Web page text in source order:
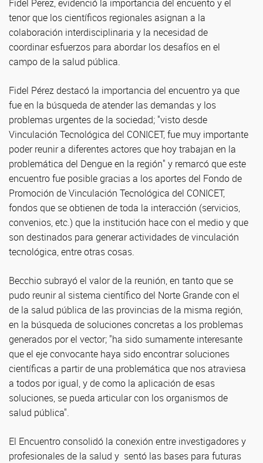
Fidel Perez, evidenció la importancia del encuento y el
tenor que los científicos regionales asignan a la
colaboración interdisciplinaria y la necesidad de
coordinar esfuerzos para abordar los desafíos en el
campo de la salud pública.
Fidel Pérez destacó la importancia del encuentro ya que
fue en la búsqueda de atender las demandas y los
problemas urgentes de la sociedad; "visto desde
Vinculación Tecnológica del CONICET, fue muy importante
poder reunir a diferentes actores que hoy trabajan en la
problemática del Dengue en la región" y remarcó que este
encuentro fue posible gracias a los aportes del Fondo de
Promoción de Vinculación Tecnológica del CONICET,
fondos que se obtienen de toda la interacción (servicios,
convenios, etc.) que la institución hace con el medio y que
son destinados para generar actividades de vinculación
tecnológica, entre otras cosas.
Becchio subrayó el valor de la reunión, en tanto que se
pudo reunir al sistema científico del Norte Grande con el
de la salud pública de las provincias de la misma región,
en la búsqueda de soluciones concretas a los problemas
generados por el vector; "ha sido sumamente interesante
que el eje convocante haya sido encontrar soluciones
científicas a partir de una problemática que nos atraviesa
a todos por igual, y de como la aplicación de esas
soluciones, se pueda articular con los organismos de
salud pública".
El Encuentro consolidó la conexión entre investigadores y
profesionales de la salud y sentó las bases para futuras